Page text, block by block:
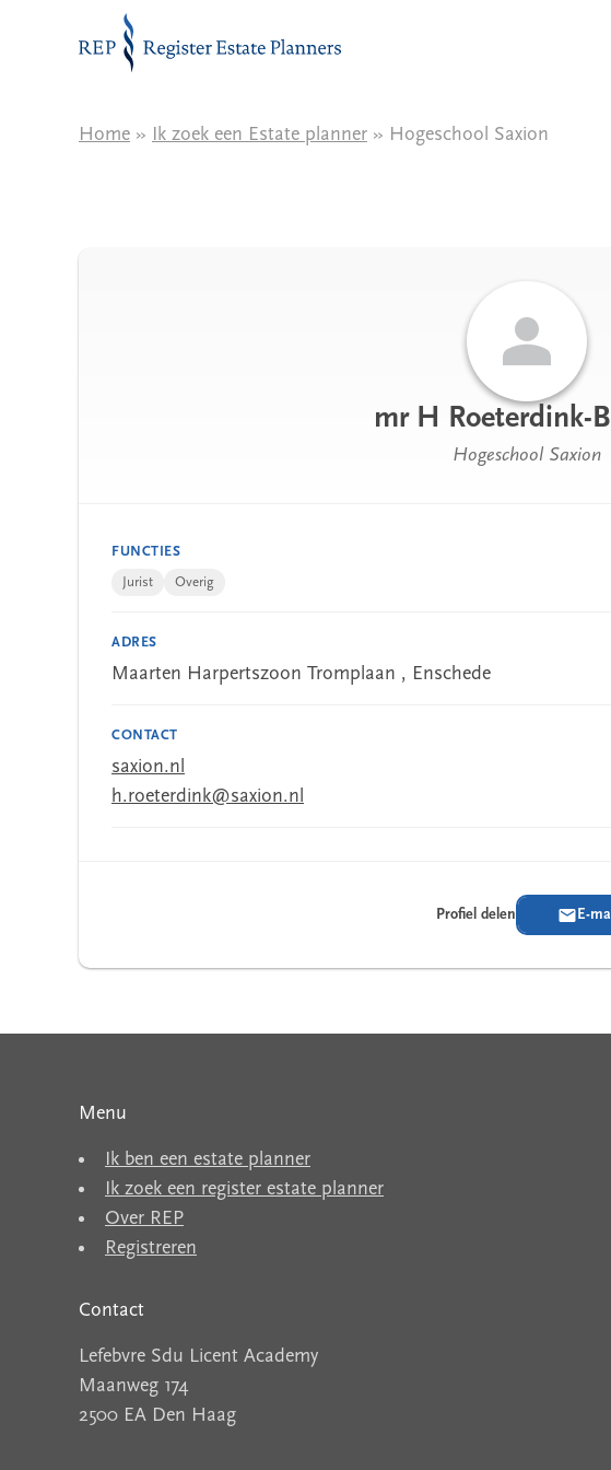
Naar de inhoud
Home » Ik zoek een Estate planner » Hogeschool Saxion
mr H Roeterdink-
Hogeschool Saxion
FUNCTIES
Jurist Overig
ADRES
Maarten Harpertszoon Tromplaan , Enschede
CONTACT
saxion.nl
h.roeterdink@saxion.nl
Profiel delen E-
Menu
Ik ben een estate planner
Ik zoek een register estate planner
Over REP
Registreren
Contact
Lefebvre Sdu Licent Academy
Maanweg 174
2500 EA Den Haag